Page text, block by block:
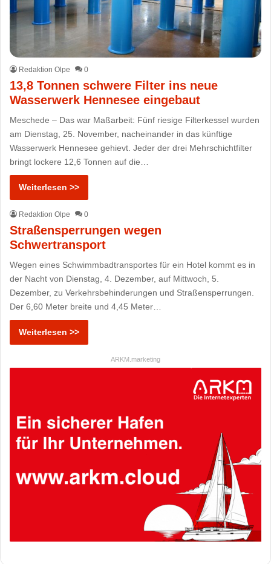
Redaktion Olpe 0
13,8 Tonnen schwere Filter ins neue
Wasserwerk Hennesee eingebaut
Meschede – Das war Maßarbeit: Fünf riesige Filterkessel wurden
am Dienstag, 25. November, nacheinander in das künftige
Wasserwerk Hennesee gehievt. Jeder der drei Mehrschichtfilter
bringt lockere 12,6 Tonnen auf die…
Weiterlesen >>
Redaktion Olpe 0
Straßensperrungen wegen
Schwertransport
Wegen eines Schwimmbadtransportes für ein Hotel kommt es in
der Nacht von Dienstag, 4. Dezember, auf Mittwoch, 5.
Dezember, zu Verkehrsbehinderungen und Straßensperrungen.
Der 6,60 Meter breite und 4,45 Meter…
Weiterlesen >>
ARKM.marketing